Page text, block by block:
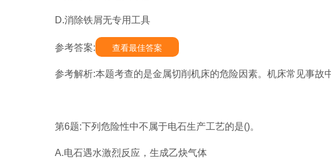
D.消除铁屑无专用工具
参考答案: 查看最佳答案
参考解析:本题考查的是金属切削机床的危险因素。机床常见事故
第6题:下列危险性中不属于电石生产工艺的是()。
A.电石遇水激烈反应，生成乙炔气体